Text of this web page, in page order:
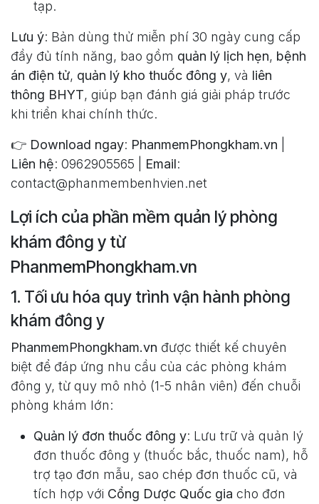
tạp.
Lưu ý: Bản dùng thử miễn phí 30 ngày cung cấp
đầy đủ tính năng, bao gồm quản lý lịch hẹn, bệnh
án điện tử, quản lý kho thuốc đông y, và liên
thông BHYT, giúp bạn đánh giá giải pháp trước
khi triển khai chính thức.
👉 Download ngay: PhanmemPhongkham.vn
Liên hệ: 0962905565 | Email:
contact@phanmembenhvien.net
Lợi ích của phần mềm quản lý phòng
khám đông y từ
PhanmemPhongkham.vn
1. Tối ưu hóa quy trình vận hành phòng
khám đông y
PhanmemPhongkham.vn được thiết kế chuyên
biệt để đáp ứng nhu cầu của các phòng khám
đông y, từ quy mô nhỏ (1-5 nhân viên) đến chuỗi
phòng khám lớn:
Quản lý đơn thuốc đông y: Lưu trữ và quản lý
đơn thuốc đông y (thuốc bắc, thuốc nam), hỗ
trợ tạo đơn mẫu, sao chép đơn thuốc cũ, và
tích hợp với Cổng Dược Quốc gia cho đơn